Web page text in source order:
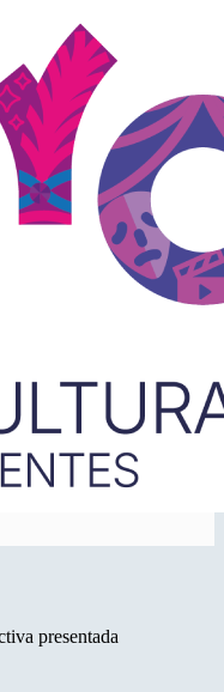
presentada